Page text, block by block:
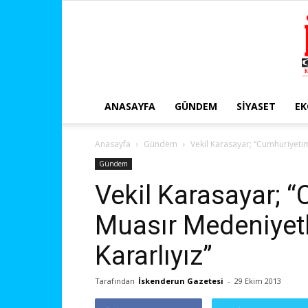
ANASAYFA GÜNDEM SIYASET
Anasayfa Gündem Vekil Karasayar;
Gündem
Vekil Karasayar;
Muasır
Kararlıyız”
Tarafından İskenderun Gazetesi - 29 Ekim 2013